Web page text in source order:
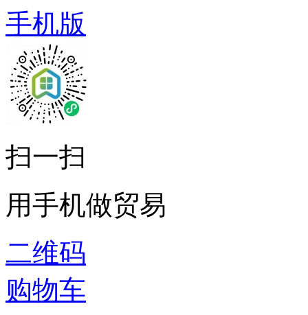
手机版
扫一扫
用手机做贸易
二维码
购物车